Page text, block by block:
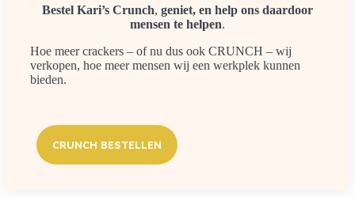
Bestel Kari’s Crunch, geniet, en help ons daardoor
mensen te helpen.
Hoe meer crackers – of nu dus ook CRUNCH – wij
verkopen, hoe meer mensen wij een werkplek kunnen
bieden.
CRUNCH BESTELLEN